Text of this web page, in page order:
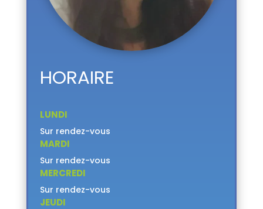
HORAIRE
LUNDI
Sur rendez-vous
MARDI
Sur rendez-vous
MERCREDI
Sur rendez-vous
JEUDI